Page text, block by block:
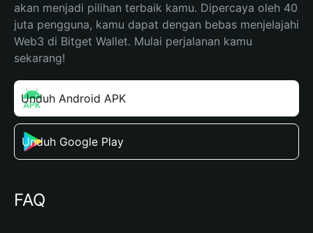
akan menjadi pilihan terbaik kamu. Dipercaya oleh 40
juta pengguna, kamu dapat dengan bebas menjelajahi
Web3 di Bitget Wallet. Mulai perjalanan kamu
sekarang!
Unduh Android APK
Unduh Google Play
FAQ